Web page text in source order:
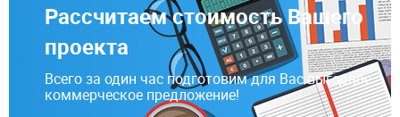
Рассчитаем стоимость Вашего
проекта
Всего за один час подготовим для Вас выгодное
коммерческое предложение!